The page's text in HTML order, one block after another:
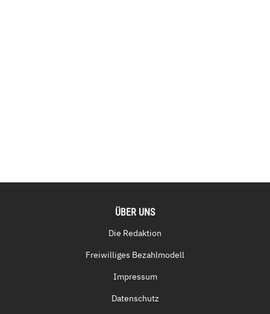
ÜBER UNS
Die Redaktion
Freiwilliges Bezahlmodell
Impressum
Datenschutz